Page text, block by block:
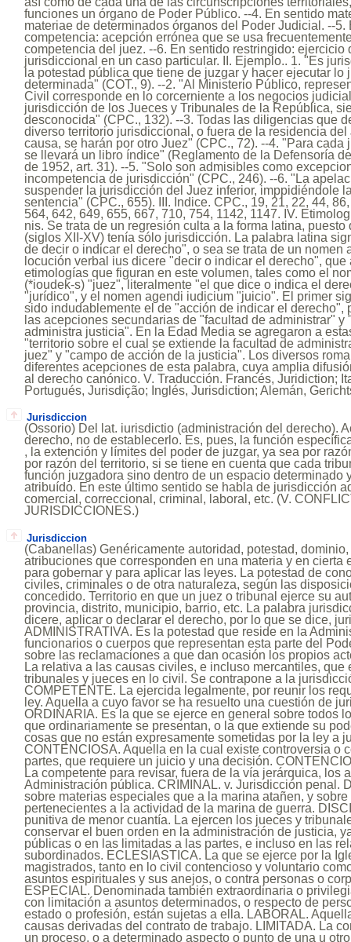
funciones un órgano de Poder Público. --4. En sentido
materiae de determinados órganos del Poder Judicial. --5.
competencia: acepción errónea que se usa
competencia del juez. --6. En sentido restringido: ejercicio
jurisdiccional en un caso particular. II. Ejemplo.. 1. "Es
la potestad pública que tiene de juzgar y hacer ejecutar lo
determinada" (COT., 9). --2. "Al Ministerio Público,
Civil corresponde en lo corcerniente a los negocios
jurisdicción de los Jueces y Tribunales de la República,
desconocida" (CPC., 132). --3. Todas las diligencias que
diverso territorio jurisdiccional, o fuera de la residencia
causa, se harán por otro Juez" (CPC., 72). --4. "Para
se llevará un libro índice" (Reglamento de la Defensoría
de 1952, art. 31). --5. "Solo son admisibles como
incompetencia de jurisdicción" (CPC., 246). --6. "La
suspender la jurisdicción del Juez inferior, imppidiéndole
sentencia" (CPC., 655). III. Indice. CPC., 19, 21, 22, 44,
564, 642, 649, 655, 667, 710, 754, 1142, 1147. IV.
nis. Se trata de un regresión culta a la forma latina,
(siglos XII-XV) tenía sólo jurisdicción. La palabra latina
de decir o indicar el derecho", o sea se trata de un nomen
locución verbal ius dicere "decir o indicar el derecho",
etimologías que figuran en este volumen, tales como el
(*ioudek-s) "juez", literalmente "el que dice o indica el
"jurídico", y el nomen agendi iudicium "juicio". El primer
sido indudablemente el de "acción de indicar el derecho",
las acepciones secundarias de "facultad de administrar" y
administra justicia". En la Edad Media se agregaron a
"territorio sobre el cual se extiende la facultad de
juez" y "campo de acción de la justicia". Los diversos
diferentes acepciones de esta palabra, cuya amplia
al derecho canónico. V. Traducción. Francés, Juridiction;
Portugués, Jurisdição; Inglés, Jurisdiction; Alemán,
Jurisdiccion
(Ossorio) Del lat. iurisdictio (administración del derecho).
derecho, no de establecerlo. Es, pues, la función
, la extención y límites del poder de juzgar, ya sea por
por razón del territorio, si se tiene en cuenta que cada
función juzgadora sino dentro de un espacio determinado
atribuído. En este último sentido se habla de jurisdicción
comercial, correccional, criminal, laboral, etc. (V.
JURISDICCIONES.)
Jurisdiccion
(Cabanellas) Genéricamente autoridad, potestad,
atribuciones que corresponden en una materia y en cierta
para gobernar y para aplicar las leyes. La potestad de
civiles, criminales o de otra naturaleza, según las
concedido. Territorio en que un juez o tribunal ejerce su
provincia, distrito, municipio, barrio, etc. La palabra
dicere, aplicar o declarar el derecho, por lo que se dice,
ADMINISTRATIVA. Es la potestad que reside en la
funcionarios o cuerpos que representan esta parte del
sobre las reclamaciones a que dan ocasión los propios
La relativa a las causas civiles, e incluso mercantiles, que
tribunales y jueces en lo civil. Se contrapone a la
COMPETENTE. La ejercida legalmente, por reunir los
ley. Aquella a cuyo favor se ha resuelto una cuestión de
ORDINARIA. Es la que se ejerce en general sobre todos
que ordinariamente se presentan, o la que extiende su
cosas que no están expresamente sometidas por la ley a
CONTENCIOSA. Aquella en la cual existe controversia o
partes, que requiere un juicio y una decisión.
La competente para revisar, fuera de la vía jerárquica, los
Administración pública. CRIMINAL. v. Jurisdicción penal.
sobre materias especiales que a la marina atañen, y
pertenecientes a la actividad de la marina de guerra.
punitiva de menor cuantía. La ejercen los jueces y
conservar el buen orden en la administración de justicia,
públicas o en las limitadas a las partes, e incluso en las
subordinados. ECLESIASTICA. La que se ejerce por la
magistrados, tanto en lo civil contencioso y voluntario
asuntos espirituales y sus anejos, o contra personas o
ESPECIAL. Denominada también extraordinaria o
con limitación a asuntos determinados, o respecto de
estado o profesión, están sujetas a ella. LABORAL.
causas derivadas del contrato de trabajo. LIMITADA. La
un proceso, o a determinado aspecto o punto de una u